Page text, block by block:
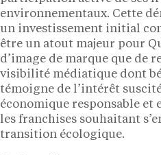
environnementaux. Cette
un investissement initial
être un atout majeur pour
d’image de marque que de
visibilité médiatique dont
témoigne de l’intérêt
économique responsable et
les franchises souhaitant
transition écologique.